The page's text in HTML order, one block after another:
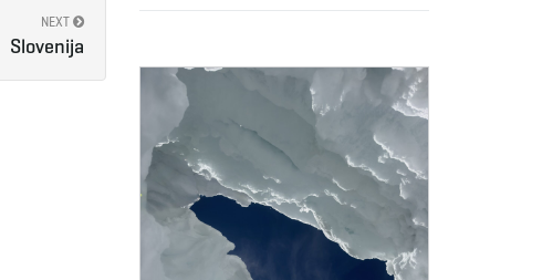
NEXT
Slovenija
r